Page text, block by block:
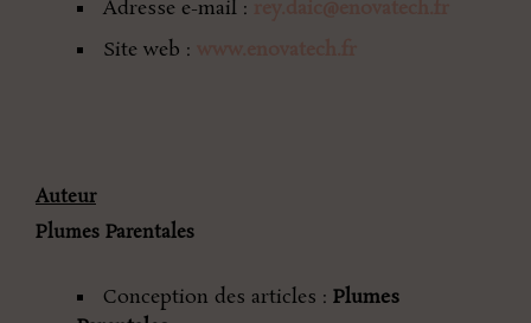
Adresse e-mail :
Site web :
Auteur
Plumes Parentales
Conception des articles : Plumes